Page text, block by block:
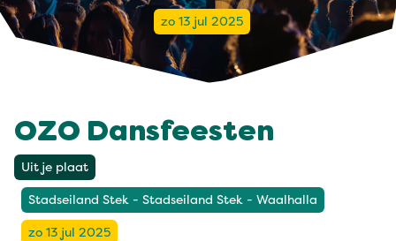
zo 13 jul 2025
OZO Dansfeesten
Uit je plaat
Stadseiland Stek - Stadseiland Stek - Waalhalla
zo 13 jul 2025